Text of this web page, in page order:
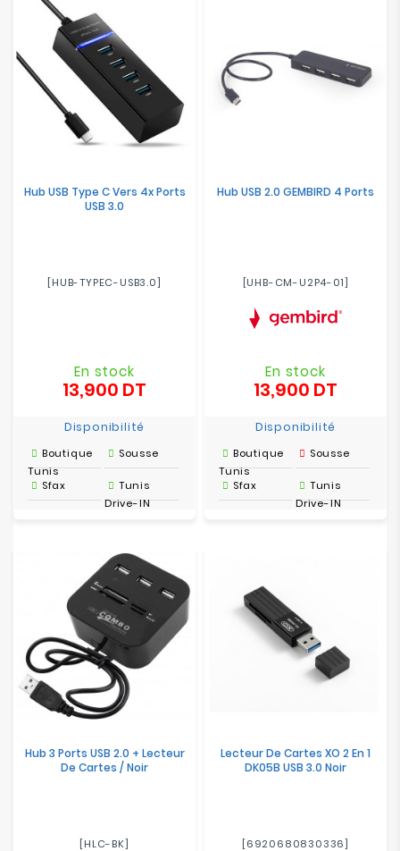
Hub USB Type C Vers 4x Ports
USB 3.0
[HUB-TYPEC-USB3.0]
En stock
13,900 DT
Disponibilité
Boutique
Tunis
Sousse
Sfax
Tunis
Drive-IN
Hub USB 2.0 GEMBIRD 4 Ports
[UHB-CM-U2P4-01]
En stock
13,900 DT
Disponibilité
Boutique
Tunis
Sousse
Sfax
Tunis
Drive-IN
Hub 3 Ports USB 2.0 + Lecteur
De Cartes / Noir
[HLC-BK]
Lecteur De Cartes XO 2 En 1
DK05B USB 3.0 Noir
[6920680830336]